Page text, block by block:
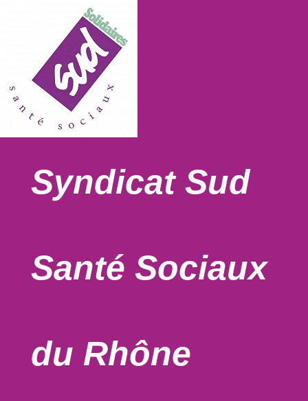
Syndicat Sud
Santé Sociaux
du Rhône